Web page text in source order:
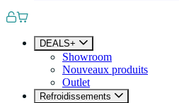
DEALS+
Showroom
Nouveaux produits
Outlet
Refroidissements